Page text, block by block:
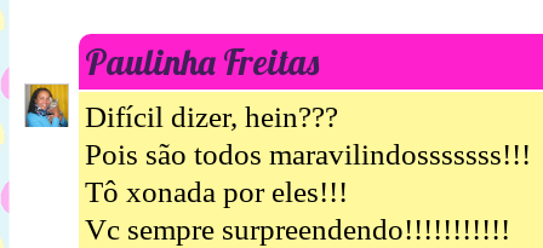
Paulinha Freitas
Difícil dizer, hein???
Pois são todos maravilindosssssss!!!
Tô xonada por eles!!!
Vc sempre surpreendendo!!!!!!!!!!!